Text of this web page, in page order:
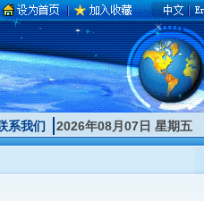
系我们 2026年08月07日 星期五